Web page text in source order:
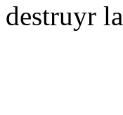
destruyr